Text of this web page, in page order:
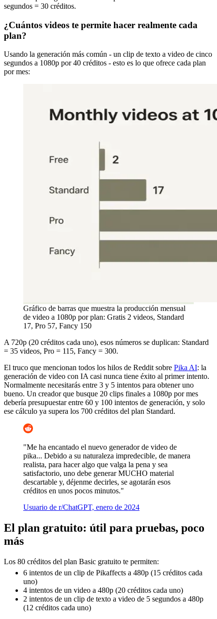
segundos = 30 créditos.
¿Cuántos videos te permite hacer realmente cada
plan?
Usando la generación más común - un clip de texto a video de cinco
segundos a 1080p por 40 créditos - esto es lo que ofrece cada plan
por mes:
Gráfico de barras que muestra la producción mensual
de video a 1080p por plan: Gratis 2 videos, Standard
17, Pro 57, Fancy 150
A 720p (20 créditos cada uno), esos números se duplican: Standard
= 35 videos, Pro = 115, Fancy = 300.
El truco que mencionan todos los hilos de Reddit sobre Pika AI: la
generación de video con IA casi nunca tiene éxito al primer intento.
Normalmente necesitarás entre 3 y 5 intentos para obtener uno
bueno. Un creador que busque 20 clips finales a 1080p por mes
debería presupuestar entre 60 y 100 intentos de generación, y solo
ese cálculo ya supera los 700 créditos del plan Standard.
"Me ha encantado el nuevo generador de video de
pika... Debido a su naturaleza impredecible, de manera
realista, para hacer algo que valga la pena y sea
satisfactorio, uno debe generar MUCHO material
descartable y, déjenme decirles, se agotarán esos
créditos en unos pocos minutos."
Usuario de r/ChatGPT, enero de 2024
El plan gratuito: útil para pruebas, poco
más
Los 80 créditos del plan Basic gratuito te permiten:
6 intentos de un clip de Pikaffects a 480p (15 créditos cada
uno)
4 intentos de un video a 480p (20 créditos cada uno)
2 intentos de un clip de texto a video de 5 segundos a 480p
(12 créditos cada uno)